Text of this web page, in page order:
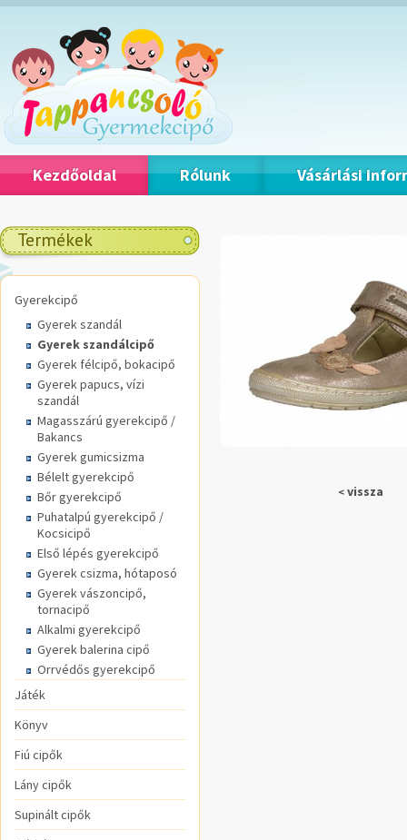
Kezdőoldal Rólunk Vásárlási
Termékek
Gyerekcipő
Gyerek szandál
Gyerek szandálcipő
Gyerek félcipő, bokacipő
Gyerek papucs, vízi
szandál
Magasszárú gyerekcipő /
Bakancs
Gyerek gumicsizma
Bélelt gyerekcipő
Bőr gyerekcipő
Puhatalpú gyerekcipő /
Kocsicipő
Első lépés gyerekcipő
Gyerek csizma, hótaposó
Gyerek vászoncipő,
tornacipő
Alkalmi gyerekcipő
Gyerek balerina cipő
Orrvédős gyerekcipő
Játék
Könyv
Fiú cipők
Lány cipők
Supinált cipők
< vissza